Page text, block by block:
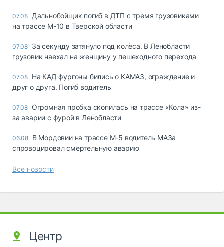
07.08 Дальнобойщик погиб в ДТП с тремя грузовиками
на трассе М-10 в Тверской области
07.08 За секунду затянуло под колёса. В Ленобласти
грузовик наехал на женщину у пешеходного перехода
07.08 На КАД фургоны бились о КАМАЗ, ограждение и
друг о друга. Погиб водитель
07.08 Огромная пробка скопилась на трассе «Кола» из-
за аварии с фурой в Ленобласти
06.08 В Мордовии на трассе М-5 водитель МАЗа
спровоцировал смертельную аварию
Все новости
Центр